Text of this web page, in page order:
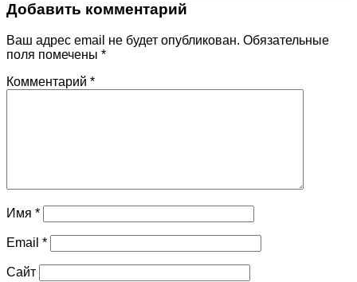
Добавить комментарий
Ваш адрес email не будет опубликован. Обязательные
поля помечены *
Комментарий *
Имя *
Email *
Сайт